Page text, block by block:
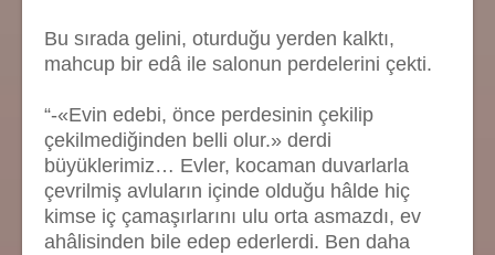
Bu sırada gelini, oturduğu yerden kalktı,
mahcup bir edâ ile salonun perdelerini çekti.
“-«Evin edebi, önce perdesinin çekilip
çekilmediğinden belli olur.» derdi
büyüklerimiz… Evler, kocaman duvarlarla
çevrilmiş avluların içinde olduğu hâlde hiç
kimse iç çamaşırlarını ulu orta asmazdı, ev
ahâlisinden bile edep ederlerdi. Ben daha